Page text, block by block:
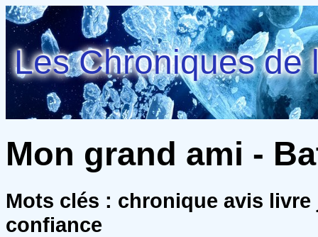
Les Chroniques de
Mon grand ami -
Mots clés : chronique avis
confiance